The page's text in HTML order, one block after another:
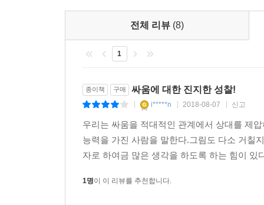
전체 리뷰 (8)
1
종이책 구매 싸움에 대한 진지한 성찰!
i*****n 2018-08-07 신고
우리는 싸움을 적대적인 관계에서 상대를 제
능력을 가진 사람을 말한다.그림도 다소 거칠
자로 하여금 많은 생각을 하도록 하는 힘이
1명이 이 리뷰를 추천합니다.